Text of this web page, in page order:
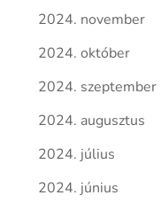
2024. november
2024. október
2024. szeptember
2024. augusztus
2024. július
2024. június